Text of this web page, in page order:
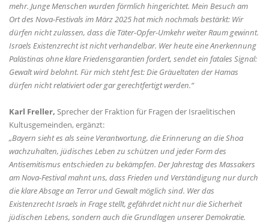
mehr. Junge Menschen wurden förmlich hingerichtet. Mein Besuch am
Ort des Nova-Festivals im März 2025 hat mich nochmals bestärkt: Wir
dürfen nicht zulassen, dass die Täter-Opfer-Umkehr weiter Raum gewinnt.
Israels Existenzrecht ist nicht verhandelbar. Wer heute eine Anerkennung
Palästinas ohne klare Friedensgarantien fordert, sendet ein fatales Signal:
Gewalt wird belohnt. Für mich steht fest: Die Gräueltaten der Hamas
dürfen nicht relativiert oder gar gerechtfertigt werden.“
Karl Freller, Sprecher der Fraktion für Fragen der Israelitischen
Kultusgemeinden, ergänzt:
Bayern sieht es als seine Verantwortung, die Erinnerung an die Shoa
wachzuhalten, jüdisches Leben zu schützen und jeder Form des
Antisemitismus entschieden zu bekämpfen. Der Jahrestag des Massakers
am Nova-Festival mahnt uns, dass Frieden und Verständigung nur durch
die klare Absage an Terror und Gewalt möglich sind. Wer das
Existenzrecht Israels in Frage stellt, gefährdet nicht nur die Sicherheit
jüdischen Lebens, sondern auch die Grundlagen unserer Demokratie.